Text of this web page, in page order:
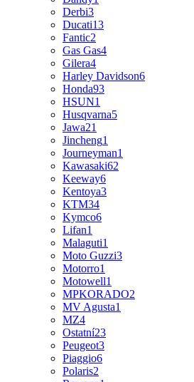
Derbi3
Ducati13
Fantic2
Gas Gas4
Gilera4
Harley Davidson6
Honda93
HSUN1
Husqvarna5
Jawa21
Jincheng1
Journeyman1
Kawasaki62
Keeway6
Kentoya3
KTM34
Kymco6
Lifan1
Malaguti1
Moto Guzzi3
Motorro1
Motowell1
MPKORADO2
MV Agusta1
MZ4
Ostatní23
Peugeot3
Piaggio6
Polaris2